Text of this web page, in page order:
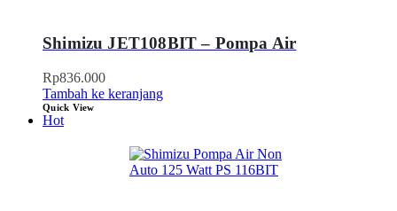
Shimizu JET108BIT – Pompa Air
Rp836.000
Tambah ke keranjang
Quick View
Hot